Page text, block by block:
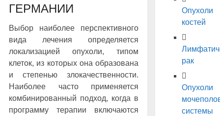
ГЕРМАНИИ
Выбор наиболее перспективного
вида лечения определяется
локализацией опухоли, типом
клеток, из которых она образована
и степенью злокачественности.
Наиболее часто применяется
комбинированный подход, когда в
программу терапии включаются
Опухоли
костей
рак
Опухоли
системы